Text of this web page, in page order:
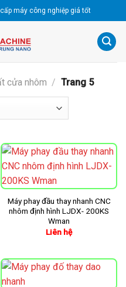
máy công nghiệp giá tốt
cửa nhôm / Trang 5
Máy phay đầu thay nhanh CNC
nhôm định hình LJDX- 200KS
Wman
Liên hệ